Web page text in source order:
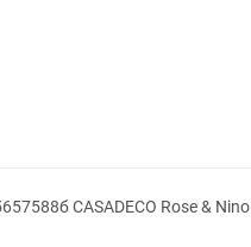
CASADECO Rose & Nino